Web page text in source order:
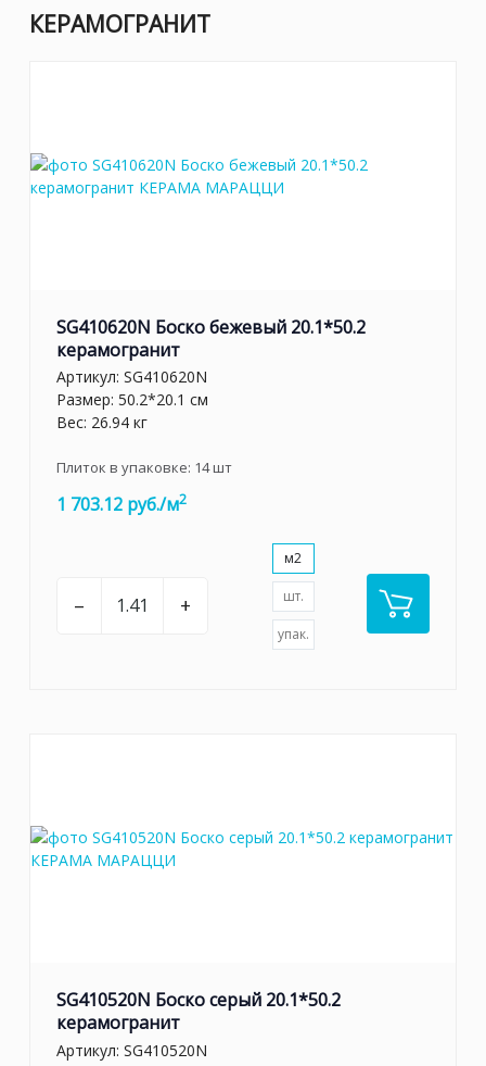
КЕРАМОГРАНИТ
SG410620N Боско бежевый 20.1*50.2
керамогранит
Артикул: SG410620N
Размер: 50.2*20.1 см
Вес: 26.94 кг
Плиток в упаковке: 14шт
1 703.12 руб./м2
– +
м2
шт.
упак.
SG410520N Боско серый 20.1*50.2
керамогранит
Артикул: SG410520N